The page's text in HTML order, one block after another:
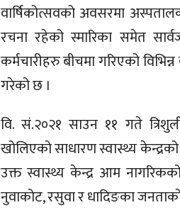
वार्षिकोत्सवको अवसरमा
रचना रहेको स्मारिका समेत
कर्मचारीहरु बीचमा गरिएको
गरेको छ ।
वि. सं.२०२१ साउन ११ गते
खोलिएको साधारण स्वास्थ्य
उक्त स्वास्थ्य केन्द्र आम
नुवाकोट, रसुवा र धादिङका